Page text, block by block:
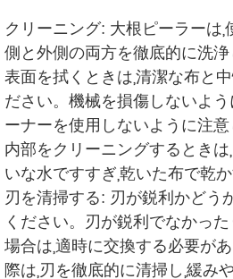
クリーニング: 大根ピーラーは
側と外側の両方を徹底的に洗
表面を拭くときは,清潔な布と
ださい。機械を損傷しないよ
ーナーを使用しないように注
内部をクリーニングするとき
いな水ですすぎ,乾いた布で乾
刃を清掃する: 刃が鋭利かどう
ください。刃が鋭利でなかっ
場合は,適時に交換する必要が
際は,刃を徹底的に清掃し,緩み